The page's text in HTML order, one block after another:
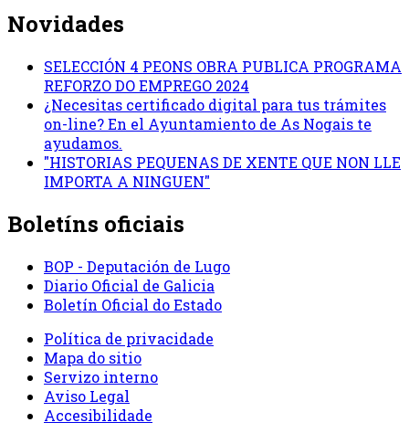
Novidades
SELECCIÓN 4 PEONS OBRA PUBLICA PROGRAMA
REFORZO DO EMPREGO 2024
¿Necesitas certificado digital para tus trámites
on-line? En el Ayuntamiento de As Nogais te
ayudamos.
"HISTORIAS PEQUENAS DE XENTE QUE NON LLE
IMPORTA A NINGUEN"
Boletíns oficiais
BOP - Deputación de Lugo
Diario Oficial de Galicia
Boletín Oficial do Estado
Política de privacidade
Mapa do sitio
Servizo interno
Aviso Legal
Accesibilidade